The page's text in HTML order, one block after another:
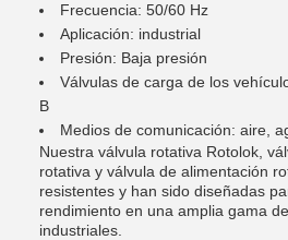
Frecuencia: 50/60 Hz
Aplicación: industrial
Presión: Baja presión
Válvulas de carga de los
B
Medios de comunicación: aire,
Nuestra válvula rotativa Rotolok,
rotativa y válvula de alimentación
resistentes y han sido diseñadas
rendimiento en una amplia gama
industriales.